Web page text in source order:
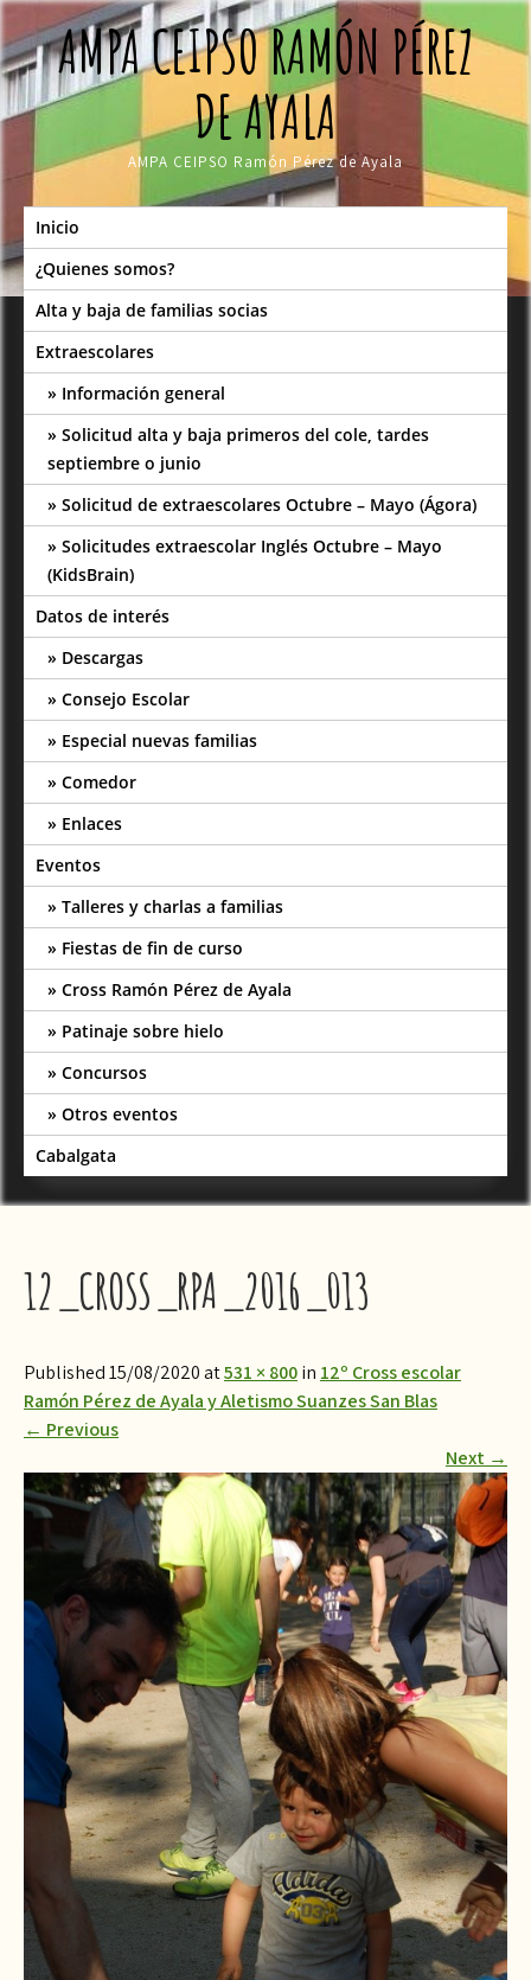
Skip
to
contentAMPA CEIPSO RAMÓN PÉREZ
DE AYALA
AMPA CEIPSO Ramón Pérez de Ayala
Inicio
¿Quienes somos?
Alta y baja de familias socias
Extraescolares
Información general
Solicitud alta y baja primeros del cole, tardes
septiembre o junio
Solicitud de extraescolares Octubre – Mayo (Ágora)
Solicitudes extraescolar Inglés Octubre – Mayo
(KidsBrain)
Datos de interés
Descargas
Consejo Escolar
Especial nuevas familias
Comedor
Enlaces
Eventos
Talleres y charlas a familias
Fiestas de fin de curso
Cross Ramón Pérez de Ayala
Patinaje sobre hielo
Concursos
Otros eventos
Cabalgata
12_CROSS_RPA_2016_013
Published 15/08/2020 at531 × 800in 12º Cross escolar
Ramón Pérez de Ayala y Aletismo Suanzes San Blas
← Previous
Next →